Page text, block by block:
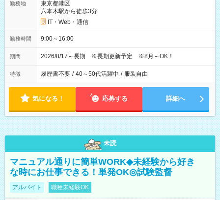
勤務地
東京都港区
六本木駅から徒歩3分
IT・Web・通信
勤務時間 9:00～16:00
期間 2026/8/17～長期 ※長期更新予定 ※8月～OK！
特徴 履歴書不要 / 40～50代活躍中 / 服装自由
気になる！ 応募する 詳細へ
未読
マニュアル通りに簡単WORK◆未経験から好き
な時にお仕事できる！単発OK◎試験監督
アルバイト 職種未経験OK